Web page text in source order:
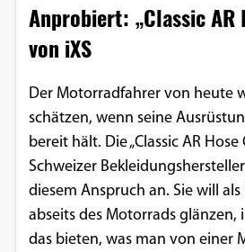
Anprobiert: „Classic AR
von iXS
Der Motorradfahrer von heute
schätzen, wenn seine
bereit hält. Die „Classic AR Hose
Schweizer
diesem Anspruch an. Sie will
abseits des Motorrads glänzen,
das bieten, was man von einer